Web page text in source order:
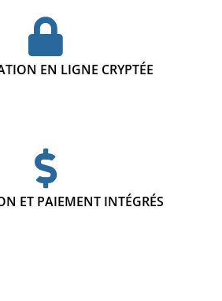
EN LIGNE CRYPTÉE
ET PAIEMENT INTÉGRÉS